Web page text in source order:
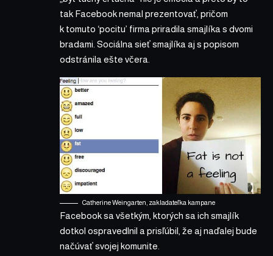
tak Facebook nemal prezentovať, pričom
k tomuto ‘pocitu’ firma priradila smajlíka s dvomi
bradami. Sociálna sieť smajlíka aj s popisom
odstránila ešte včera.
Catherine Weingarten, zakladateľka kampane
Facebook sa všetkým, ktorých sa ich smajlík
dotkol ospravedlnil a prisľúbil, že aj naďalej bude
načúvať svojej komunite.